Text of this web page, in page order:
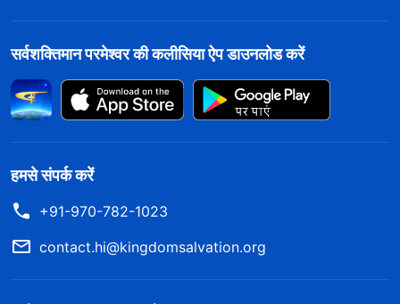
सर्वशक्तिमान परमेश्वर की कलीसिया ऐप डाउनलोड करें
हमसे संपर्क करें
+91-970-782-1023
contact.hi@kingdomsalvation.org